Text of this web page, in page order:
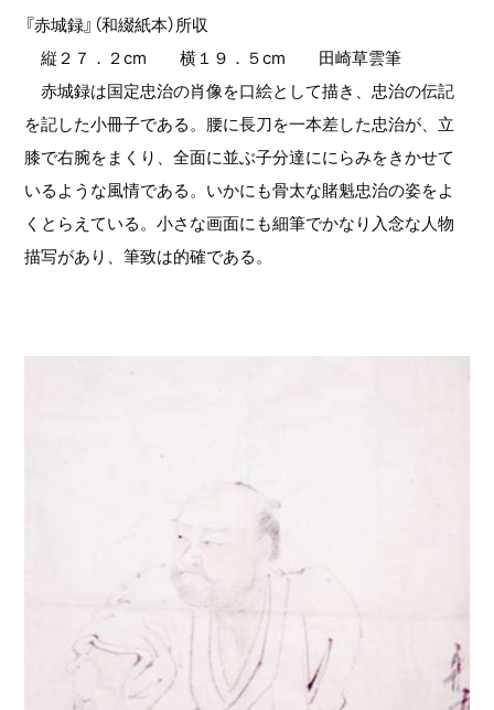
『赤城録』（和綴紙本）所収
縦２７．２cm 横１９．５cm 田崎草雲筆
赤城録は国定忠治の肖像を口絵として描き、忠治の伝記
を記した小冊子である。腰に長刀を一本差した忠治が、立
膝で右腕をまくり、全面に並ぶ子分達ににらみをきかせて
いるような風情である。いかにも骨太な賭魁忠治の姿をよ
くとらえている。小さな画面にも細筆でかなり入念な人物
描写があり、筆致は的確である。